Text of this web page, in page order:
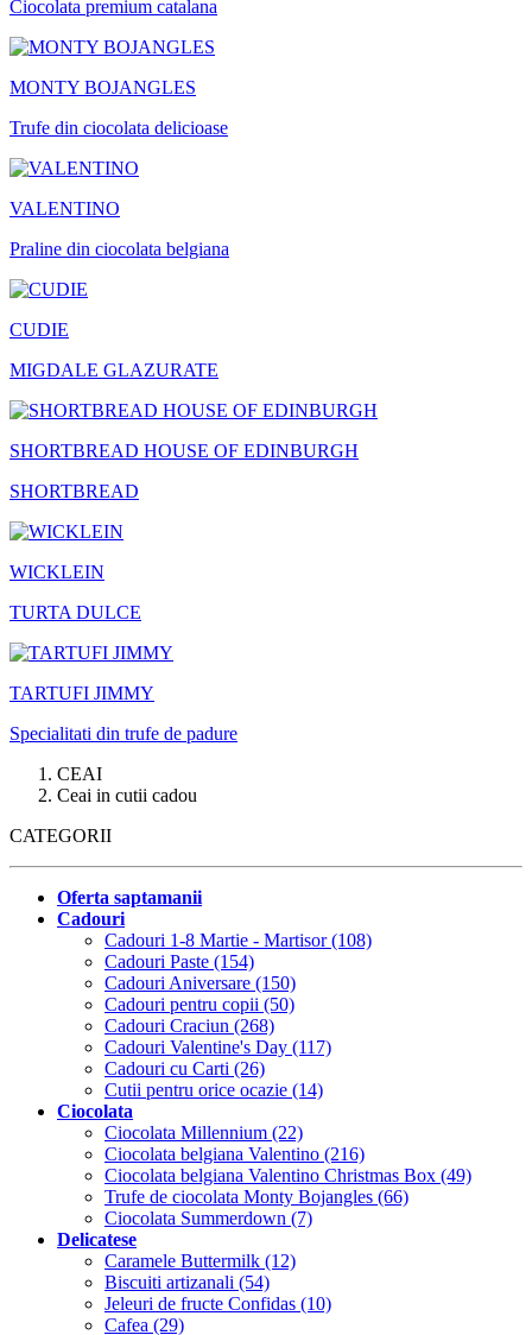
Ciocolata premium catalana
MONTY BOJANGLES
Trufe din ciocolata delicioase
VALENTINO
Praline din ciocolata belgiana
CUDIE
MIGDALE GLAZURATE
SHORTBREAD HOUSE OF EDINBURGH
SHORTBREAD
WICKLEIN
TURTA DULCE
TARTUFI JIMMY
Specialitati din trufe de padure
CEAI
Ceai in cutii cadou
CATEGORII
Oferta saptamanii
Cadouri
Cadouri 1-8 Martie - Martisor (108)
Cadouri Paste (154)
Cadouri Aniversare (150)
Cadouri pentru copii (50)
Cadouri Craciun (268)
Cadouri Valentine's Day (117)
Cadouri cu Carti (26)
Cutii pentru orice ocazie (14)
Ciocolata
Ciocolata Millennium (22)
Ciocolata belgiana Valentino (216)
Ciocolata belgiana Valentino Christmas Box (49)
Trufe de ciocolata Monty Bojangles (66)
Ciocolata Summerdown (7)
Delicatese
Caramele Buttermilk (12)
Biscuiti artizanali (54)
Jeleuri de fructe Confidas (10)
Cafea (29)